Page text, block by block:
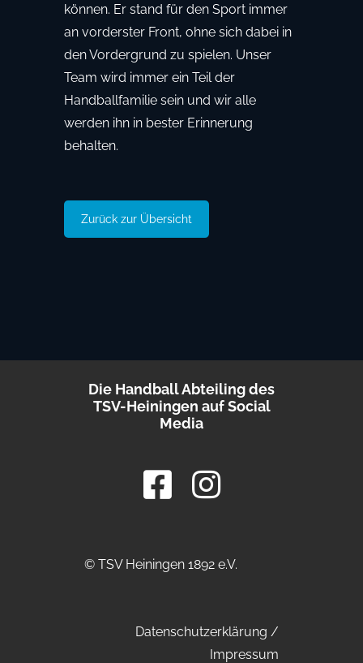
können. Er stand für den Sport immer
an vorderster Front, ohne sich dabei in
den Vordergrund zu spielen. Unser
Team wird immer ein Teil der
Handballfamilie sein und wir alle
werden ihn in bester Erinnerung
behalten.
Zurück zur Übersicht
Die Handball Abteiling des
TSV-Heiningen auf Social
Media
© TSV Heiningen 1892 e.V.
Datenschutzerklärung /
Impressum